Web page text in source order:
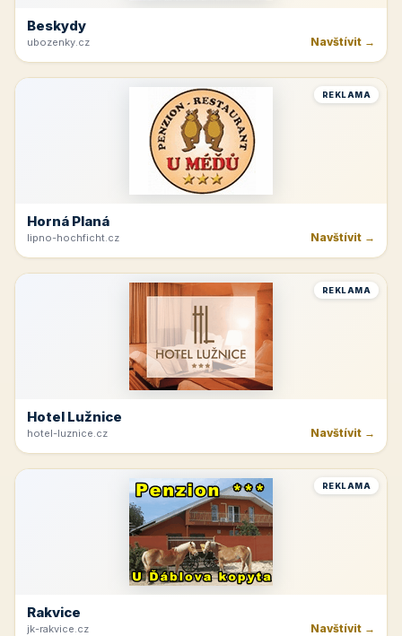
Beskydy
ubozenky.cz Navštívit →
REKLAMA
Horná Planá
lipno-hochficht.cz Navštívit →
REKLAMA
Hotel Lužnice
hotel-luznice.cz Navštívit →
REKLAMA
Rakvice
jk-rakvice.cz Navštívit →